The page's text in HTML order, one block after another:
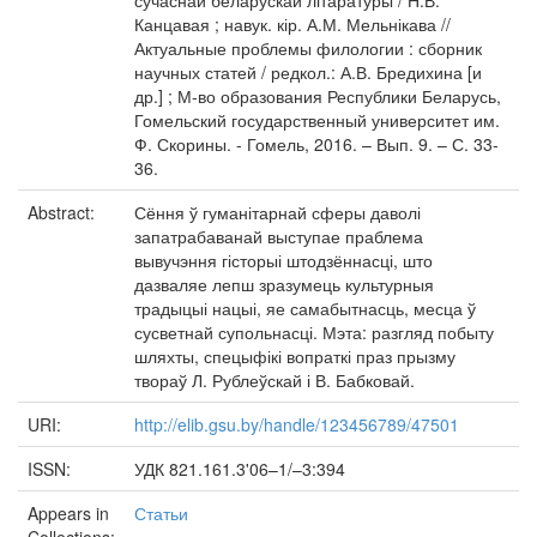
Канцавая ; навук. кір. А.М. Мельнікава //
Актуальные проблемы филологии : сборник
научных статей / редкол.: А.В. Бредихина [и
др.] ; М-во образования Республики Беларусь,
Гомельский государственный университет им.
Ф. Скорины. - Гомель, 2016. – Вып. 9. – С. 33-
36.
Abstract:
Сёння ў гуманітарнай сферы даволі
запатрабаванай выступае праблема
вывучэння гісторыі штодзённасці, што
дазваляе лепш зразумець культурныя
традыцыі нацыі, яе самабытнасць, месца ў
сусветнай супольнасці. Мэта: разгляд побыту
шляхты, спецыфікі вопраткі праз прызму
твораў Л. Рублеўскай і В. Бабковай.
URI:
http://elib.gsu.by/handle/123456789/47501
ISSN:
УДК 821.161.3'06–1/–3:394
Appears in
Статьи